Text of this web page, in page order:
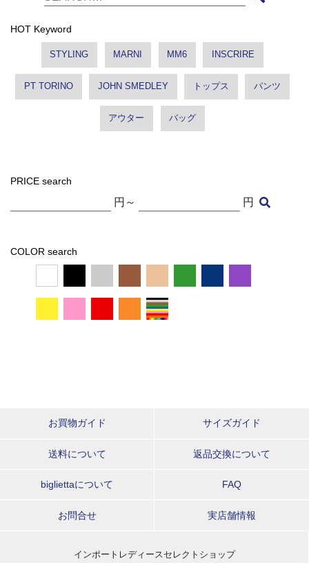
HOT Keyword
STYLING MARNI MM6 INSCRIRE
PT TORINO JOHN SMEDLEY トップス パンツ
アウター バッグ
PRICE search
円～ 円
COLOR search
お買物ガイド サイズガイド
送料について 返品交換について
bigliettaについて FAQ
お問合せ 実店舗情報
インポートレディースセレクトショップ